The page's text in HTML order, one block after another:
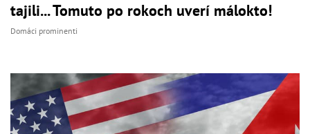
tajili... Tomuto po rokoch uverí málokto!
Domáci prominenti